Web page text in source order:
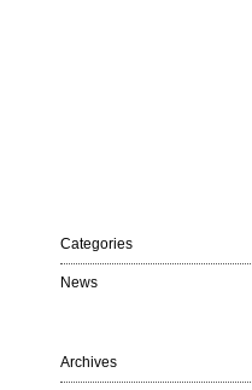
Categories
News
Archives